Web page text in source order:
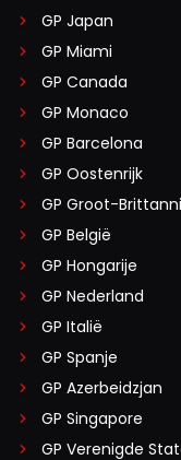
GP Japan
GP Miami
GP Canada
GP Monaco
GP Barcelona
GP Oostenrijk
GP Groot-
GP België
GP Hongarije
GP Nederland
GP Italië
GP Spanje
GP Azerbeidzjan
GP Singapore
GP Verenigde